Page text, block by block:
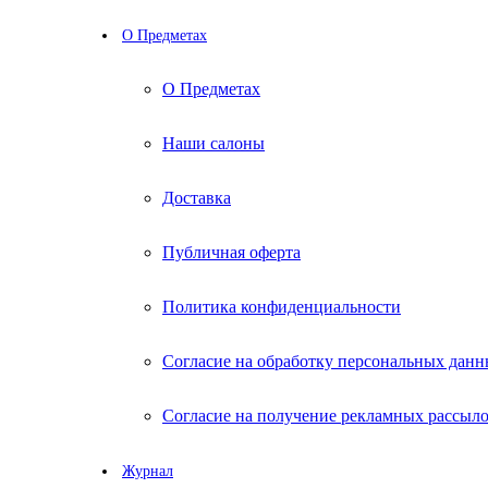
О Предметах
О Предметах
Наши салоны
Доставка
Публичная оферта
Политика конфиденциальности
Согласие на обработку персональных
Согласие на получение рекламных
Журнал